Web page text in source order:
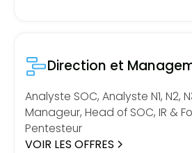
Direction et
Analyste SOC, Analyste N1, N2,
Manageur, Head of SOC, IR &
Pentesteur
VOIR LES OFFRES